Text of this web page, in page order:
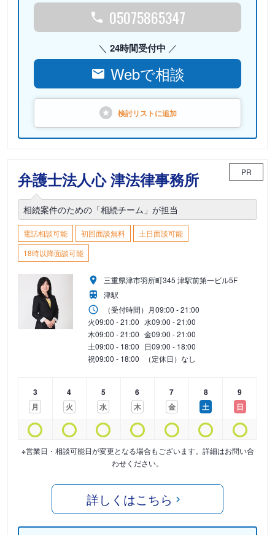
05075865347
24時間受付中
Webで相談
検討リストに追加
弁護士法人心 津法律事務所 PR
相続案件のための「相続チーム」が担当
電話相談可能 初回面談無料
土日面談可能
18時以降面談可能
三重県津市羽所町345 津駅前第一ビル5F
津駅
（受付時間） 月09:00 - 21:00
火09:00 - 21:00 水09:00 - 21:00
木09:00 - 21:00 金09:00 - 21:00
土09:00 - 18:00 日09:00 - 18:00
祝09:00 - 18:00 （定休日）なし
3
月
4
火
5
水
6
木
7
金
8
土
9
日
※営業日・相談可能日が変更となる場合もございます。詳細はお問い合
わせください。
詳しくはこちら